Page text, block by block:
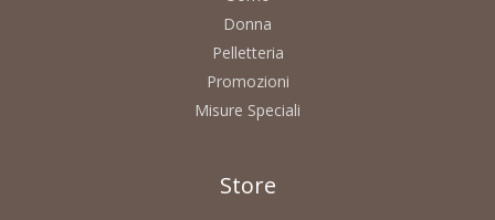
Donna
Pelletteria
Promozioni
Misure Speciali
Store